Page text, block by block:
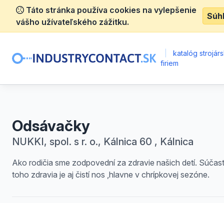
Táto stránka používa cookies na vylepšenie
vášho užívateľského zážitku.
katalóg
firiem
Odsávačky
NUKKI, spol. s r. o., Kálnica 60 , Kálnica
Ako rodičia sme zodpovední za zdravie našich detí.
toho zdravia je aj čistí nos ,hlavne v chrípkovej sezóne.